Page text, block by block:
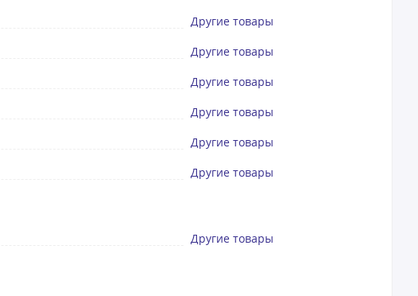
Другие товары
Другие товары
Другие товары
Другие товары
Другие товары
Другие товары
Другие товары